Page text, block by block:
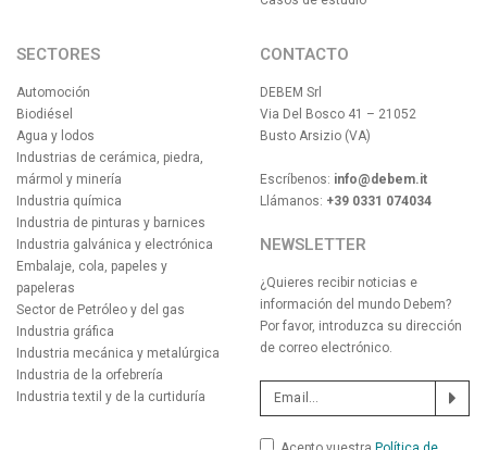
SECTORES
Automoción
Biodiésel
Agua y lodos
Industrias de cerámica, piedra,
mármol y minería
Industria química
Industria de pinturas y barnices
Industria galvánica y electrónica
Embalaje, cola, papeles y
papeleras
Sector de Petróleo y del gas
Industria gráfica
Industria mecánica y metalúrgica
Industria de la orfebrería
Industria textil y de la curtiduría
CONTACTO
DEBEM Srl
Via Del Bosco 41 – 21052
Busto Arsizio (VA)
Escríbenos: info@debem.it
Llámanos: +39 0331 074034
NEWSLETTER
¿Quieres recibir noticias e
información del mundo Debem?
Por favor, introduzca su dirección
de correo electrónico.